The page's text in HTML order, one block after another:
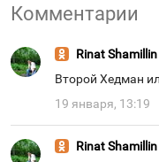
Комментарии
Rinat Shamillin
Второй Хедман
19 января, 13:19
Rinat Shamillin